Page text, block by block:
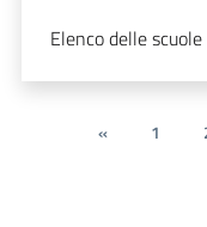
Elenco delle
« 1